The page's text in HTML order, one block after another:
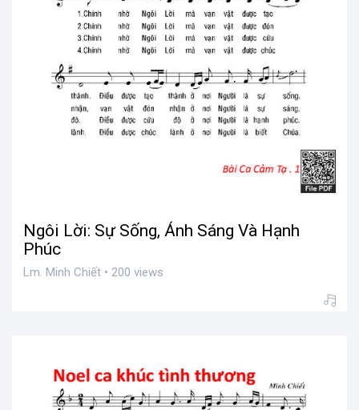
Ngôi Lời: Sự Sống, Ánh Sáng Và Hạnh
Phúc
Lm. Minh Chiết • 200 views